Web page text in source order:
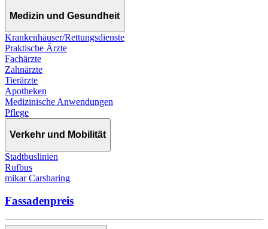
Medizin und Gesundheit
Krankenhäuser/Rettungsdienste
Praktische Ärzte
Fachärzte
Zahnärzte
Tierärzte
Apotheken
Medizinische Anwendungen
Pflege
Verkehr und Mobilität
Stadtbuslinien
Rufbus
mikar Carsharing
Fassadenpreis